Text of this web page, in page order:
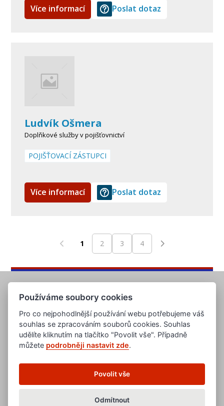
Více informací Poslat dotaz
Ludvík Ošmera
Doplňkové služby v pojišťovnictví
POJIŠŤOVACÍ ZÁSTUPCI
Více informací Poslat dotaz
1 2 3 4
www.evropska-databanka.cz
www.edb.eu
www.poptavka.net
www.nabidka.net
www.14000.cz
Používáme soubory cookies
Pro co nejpohodlnější používání webu potřebujeme váš
souhlas se zpracováním souborů cookies. Souhlas
udělíte kliknutím na tlačítko "Povolit vše". Případně
můžete podrobněji nastavit zde.
Povolit vše
Odmítnout